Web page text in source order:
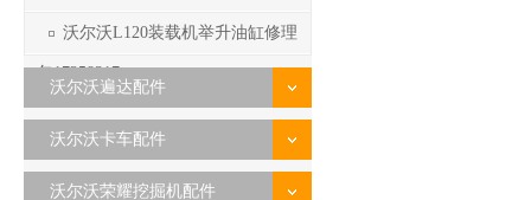
沃尔沃L120装载机举升油缸修理
包17258317
沃尔沃遍达配件
沃尔沃卡车配件
沃尔沃荣耀挖掘机配件